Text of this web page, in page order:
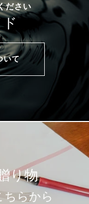
ださい
いて
り物
ちらから